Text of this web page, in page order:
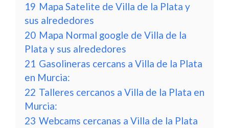
19 Mapa Satelite de Villa de la Plata y
sus alrededores
20 Mapa Normal google de Villa de la
Plata y sus alrededores
21 Gasolineras cercans a Villa de la Plata
en Murcia:
22 Talleres cercanos a Villa de la Plata en
Murcia:
23 Webcams cercanas a Villa de la Plata